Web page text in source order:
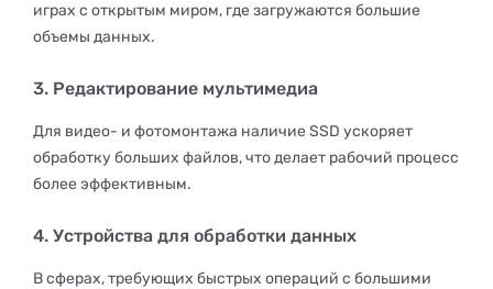
играх с открытым миром, где загружаются большие
объемы данных.
3. Редактирование мультимедиа
Для видео- и фотомонтажа наличие SSD ускоряет
обработку больших файлов, что делает рабочий процесс
более эффективным.
4. Устройства для обработки данных
В сферах, требующих быстрых операций с большими